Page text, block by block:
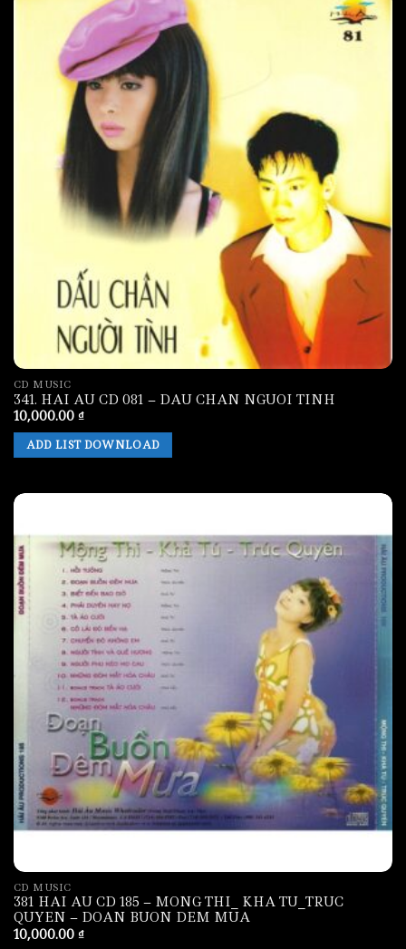
CD MUSIC
341. HAI AU CD 081 – DAU CHAN NGUOI TINH
10,000.00 ₫
ADD LIST DOWNLOAD
CD MUSIC
381 HAI AU CD 185 – MONG THI_ KHA TU_TRUC
QUYEN – DOAN BUON DEM MUA
10,000.00 ₫